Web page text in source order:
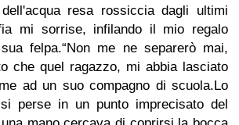
resa rossiccia dagli ultimi
mi sorrise, infilando il mio regalo
felpa.“Non me ne separerò mai,
che quel ragazzo, mi abbia lasciato
ad un suo compagno di scuola.Lo
perse in un punto imprecisato del